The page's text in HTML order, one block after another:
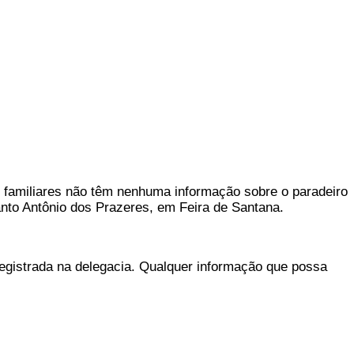
não têm nenhuma informação sobre o paradeiro
Antônio dos Prazeres, em Feira de Santana.
na delegacia. Qualquer informação que possa